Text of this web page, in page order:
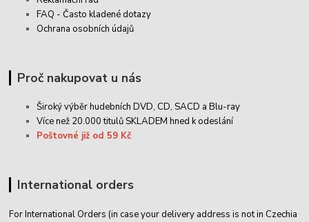
FAQ - Často kladené dotazy
Ochrana osobních údajů
Proč nakupovat u nás
Široký výběr hudebních DVD, CD,SACD a Blu-ray
Více než 20.000 titulů SKLADEM hned k odeslání
Poštovné již od 59 Kč
International orders
For International Orders (in case your delivery address is not in Czechia